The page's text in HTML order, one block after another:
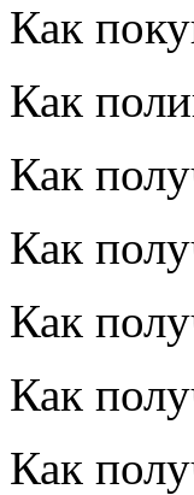
Как
Как
Как
Как
Как
Как
Как